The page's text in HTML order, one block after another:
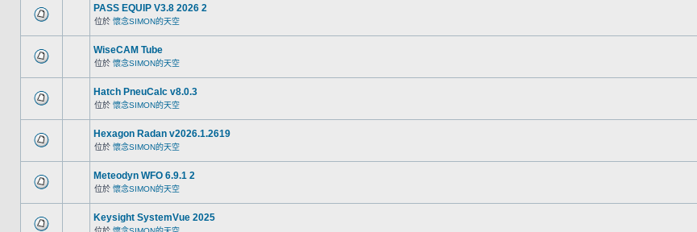
PASS EQUIP V3.8 2026 2
位於 懷念SIMON的天空
WiseCAM Tube
位於 懷念SIMON的天空
Hatch PneuCalc v8.0.3
位於 懷念SIMON的天空
Hexagon Radan v2026.1.2619
位於 懷念SIMON的天空
Meteodyn WFO 6.9.1 2
位於 懷念SIMON的天空
Keysight SystemVue 2025